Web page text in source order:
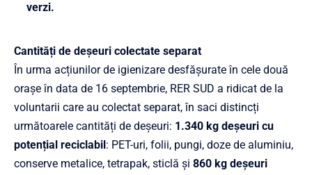
verzi.
Cantități de deșeuri colectate separat
În urma acțiunilor de igienizare desfășurate în cele două
orașe în data de 16 septembrie, RER SUD a ridicat de la
voluntarii care au colectat separat, în saci distincți
următoarele cantități de deșeuri: 1.340 kg deșeuri cu
potențial reciclabil : PET-uri, folii, pungi, doze de aluminiu,
conserve metalice, tetrapak, sticlă și 860 kg deșeuri